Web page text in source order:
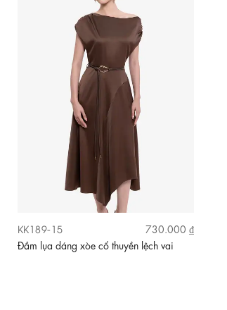
KK189-39
660.000 ₫
Đầm xô thêu dáng xòe dài phối thắt lưng